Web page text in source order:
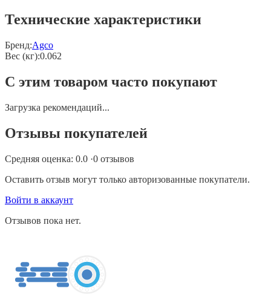
Технические характеристики
Бренд:Agco
Вес (кг):0.062
С этим товаром часто покупают
Загрузка рекомендаций...
Отзывы покупателей
Средняя оценка: 0.0 ·0 отзывов
Оставить отзыв могут только авторизованные покупатели.
Войти в аккаунт
Отзывов пока нет.